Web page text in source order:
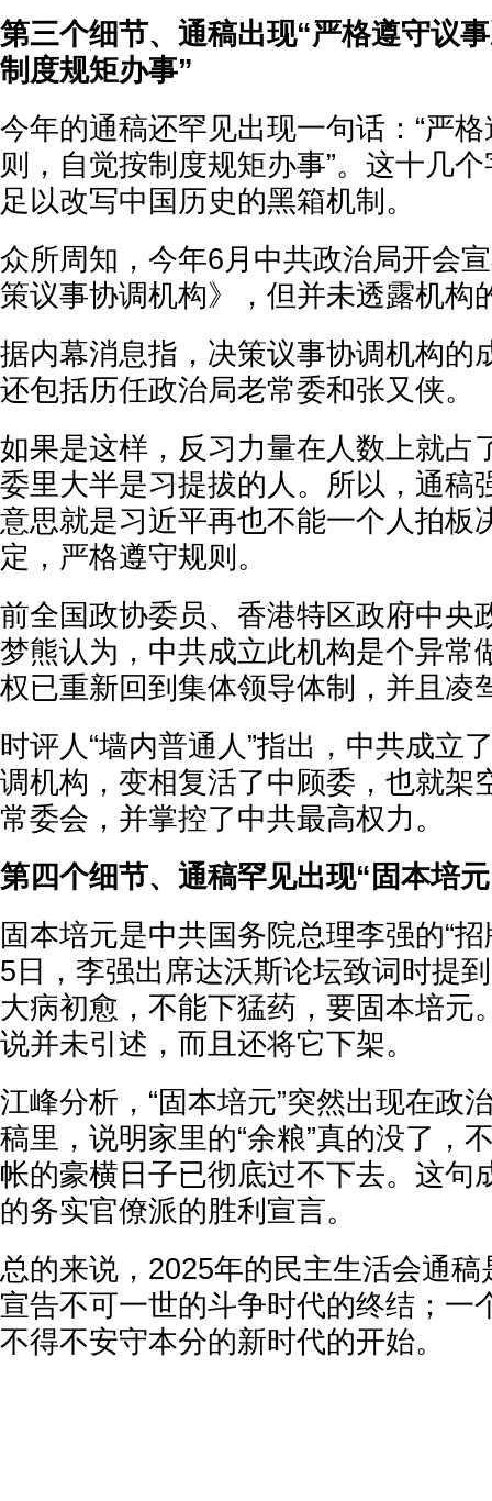
第三个细节、通稿出现“严格遵守议
制度规矩办事”
今年的通稿还罕见出现一句话：“严
则，自觉按制度规矩办事”。这十几
足以改写中国历史的黑箱机制。
众所周知，今年6月中共政治局开会
策议事协调机构》，但并未透露机构
据内幕消息指，决策议事协调机构的
还包括历任政治局老常委和张又侠。
如果是这样，反习力量在人数上就占
委里大半是习提拔的人。所以，通稿
意思就是习近平再也不能一个人拍板
定，严格遵守规则。
前全国政协委员、香港特区政府中央
梦熊认为，中共成立此机构是个异常
权已重新回到集体领导体制，并且凌
时评人“墙内普通人”指出，中共成立
调机构，变相复活了中顾委，也就架
常委会，并掌控了中共最高权力。
第四个细节、通稿罕见出现“固本培
固本培元是中共国务院总理李强的“
5日，李强出席达沃斯论坛致词时提
大病初愈，不能下猛药，要固本培元
说并未引述，而且还将它下架。
江峰分析，“固本培元”突然出现在政
稿里，说明家里的“余粮”真的没了，
帐的豪横日子已彻底过不下去。这句
的务实官僚派的胜利宣言。
总的来说，2025年的民主生活会通
宣告不可一世的斗争时代的终结；一
不得不安守本分的新时代的开始。